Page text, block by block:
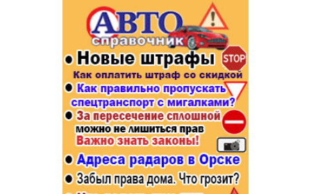
Афиша
Строительство и ремонт
Авто и мото
Рестораны, кафе, бары
Телекоммуникации и связь
Торговля
Бизнес и финансы
Юристы, Экспертиза, Страхование
Популярное →
Строительство и ремонт